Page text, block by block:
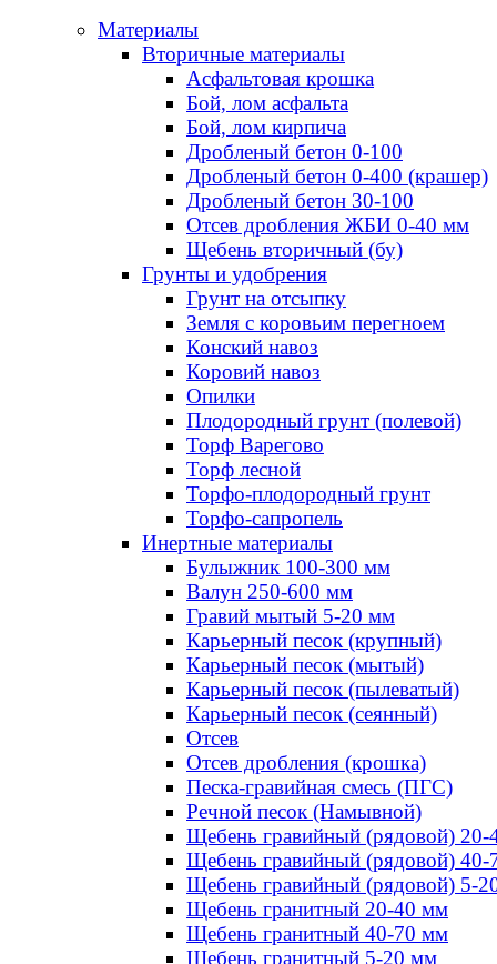
Материалы
Вторичные материалы
Асфальтовая крошка
Бой, лом асфальта
Бой, лом кирпича
Дробленый бетон 0-100
Дробленый бетон 0-400 (крашер)
Дробленый бетон 30-100
Отсев дробления ЖБИ 0-40 мм
Щебень вторичный (бу)
Грунты и удобрения
Грунт на отсыпку
Земля с коровьим перегноем
Конский навоз
Коровий навоз
Опилки
Плодородный грунт (полевой)
Торф Варегово
Торф лесной
Торфо-плодородный грунт
Торфо-сапропель
Инертные материалы
Булыжник 100-300 мм
Валун 250-600 мм
Гравий мытый 5-20 мм
Карьерный песок (крупный)
Карьерный песок (мытый)
Карьерный песок (пылеватый)
Карьерный песок (сеянный)
Отсев
Отсев дробления (крошка)
Песка-гравийная смесь (ПГС)
Речной песок (Намывной)
Щебень гравийный (рядовой)
Щебень гравийный (рядовой)
Щебень гравийный (рядовой) 5-
Щебень гранитный 20-40 мм
Щебень гранитный 40-70 мм
Щебень гранитный 5-20 мм